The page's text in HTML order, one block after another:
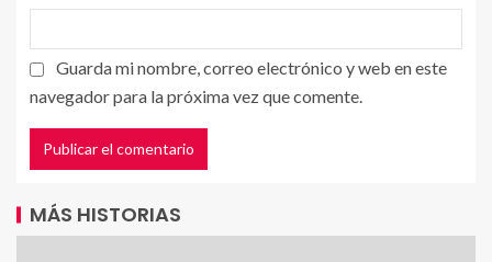
Guarda mi nombre, correo electrónico y web en este
navegador para la próxima vez que comente.
MÁS HISTORIAS